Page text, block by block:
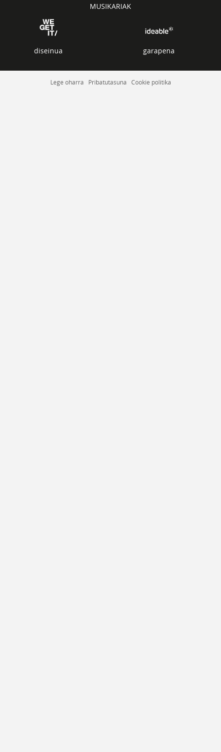
MUSIKARIAK
diseinua garapena
Lege oharra Pribatutasuna Cookie politika